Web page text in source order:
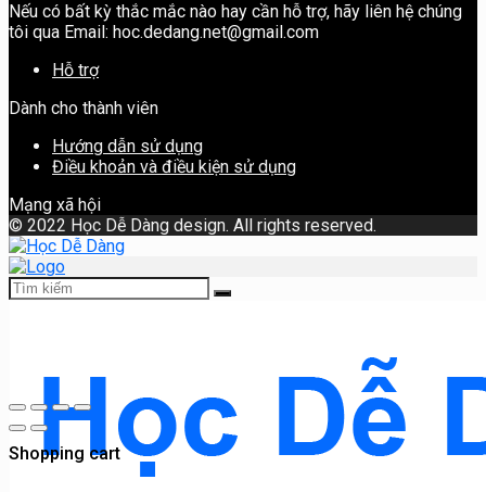
Nếu có bất kỳ thắc mắc nào hay cần hỗ trợ, hãy liên hệ chúng
tôi qua Email: hoc.dedang.net@gmail.com
Hỗ trợ
Dành cho thành viên
Hướng dẫn sử dụng
Điều khoản và điều kiện sử dụng
Mạng xã hội
© 2022 Học Dễ Dàng design. All rights reserved.
Shopping cart